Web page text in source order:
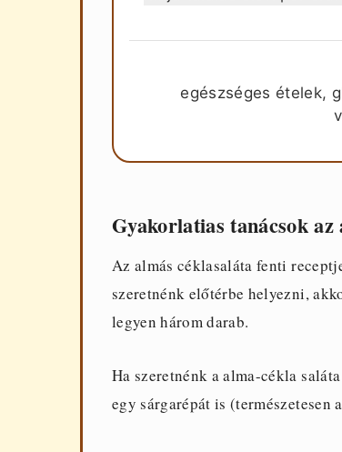
egészséges ételek,
Gyakorlatias tanácsok az
Az almás céklasaláta fenti
szeretnénk előtérbe helyezni,
legyen három darab.
Ha szeretnénk a alma-cékla
egy sárgarépát is (természetesen